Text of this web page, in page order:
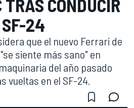
CONDUCIR
24
que el nuevo Ferrari de
siente más sano" en
del año pasado
vueltas en el SF-24.